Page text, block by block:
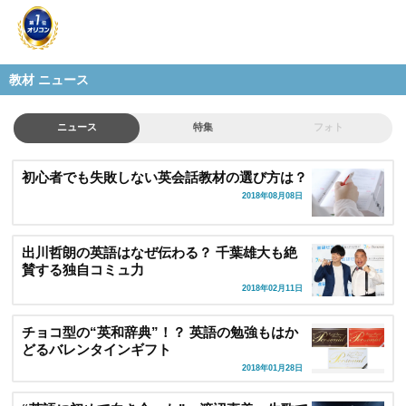
教材 ニュース
ニュース 特集 フォト
初心者でも失敗しない英会話教材の選び方は？
2018年08月08日
出川哲朗の英語はなぜ伝わる？ 千葉雄大も絶
賛する独自コミュ力
2018年02月11日
チョコ型の“英和辞典”！？ 英語の勉強もはか
どるバレンタインギフト
2018年01月28日